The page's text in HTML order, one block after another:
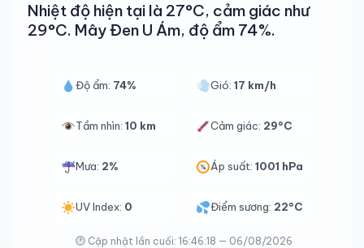
Nhiệt độ hiện tại là 27°C, cảm giác như
29°C. Mây Đen U Ám, độ ẩm 74%.
Độ ẩm: 74% Gió:17 km/h
Tầm nhìn: 10 km Cảm giác: 29°C
Mưa: 2% Áp suất:1001 hPa
UV Index: 0 Điểm sương: 22°C
Cập nhật lần cuối: 16:46:18 — 06/08/2026